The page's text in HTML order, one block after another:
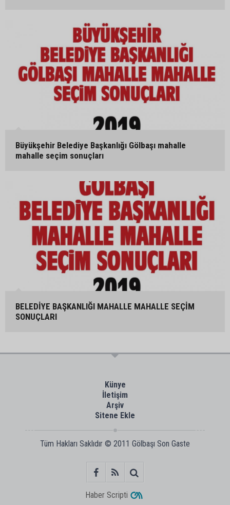
Büyükşehir Belediye Başkanlığı Gölbaşı mahalle
mahalle seçim sonuçları
BELEDİYE BAŞKANLIĞI MAHALLE MAHALLE SEÇİM
SONUÇLARI
Künye
İletişim
Arşiv
Sitene Ekle
Tüm Hakları Saklıdır © 2011 Gölbaşı Son Gaste
Haber Scripti